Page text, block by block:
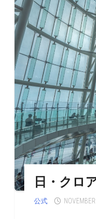
日・クロ
公式